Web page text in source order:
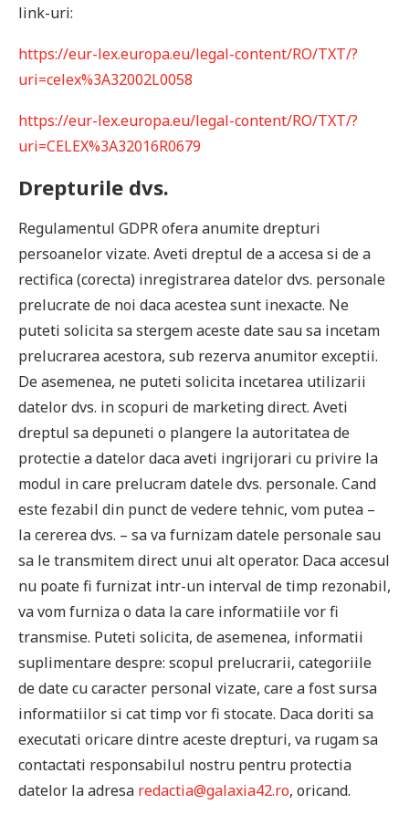
link-uri:
https://eur-lex.europa.eu/legal-content/RO/TXT/?
uri=celex%3A32002L0058
https://eur-lex.europa.eu/legal-content/RO/TXT/?
uri=CELEX%3A32016R0679
Drepturile dvs.
Regulamentul GDPR ofera anumite drepturi
persoanelor vizate. Aveti dreptul de a accesa si de a
rectifica (corecta) inregistrarea datelor dvs. personale
prelucrate de noi daca acestea sunt inexacte. Ne
puteti solicita sa stergem aceste date sau sa incetam
prelucrarea acestora, sub rezerva anumitor exceptii.
De asemenea, ne puteti solicita incetarea utilizarii
datelor dvs. in scopuri de marketing direct. Aveti
dreptul sa depuneti o plangere la autoritatea de
protectie a datelor daca aveti ingrijorari cu privire la
modul in care prelucram datele dvs. personale. Cand
este fezabil din punct de vedere tehnic, vom putea –
la cererea dvs. – sa va furnizam datele personale sau
sa le transmitem direct unui alt operator. Daca accesul
nu poate fi furnizat intr-un interval de timp rezonabil,
va vom furniza o data la care informatiile vor fi
transmise. Puteti solicita, de asemenea, informatii
suplimentare despre: scopul prelucrarii, categoriile
de date cu caracter personal vizate, care a fost sursa
informatiilor si cat timp vor fi stocate. Daca doriti sa
executati oricare dintre aceste drepturi, va rugam sa
contactati responsabilul nostru pentru protectia
datelor la adresa redactia@galaxia42.ro, oricand.